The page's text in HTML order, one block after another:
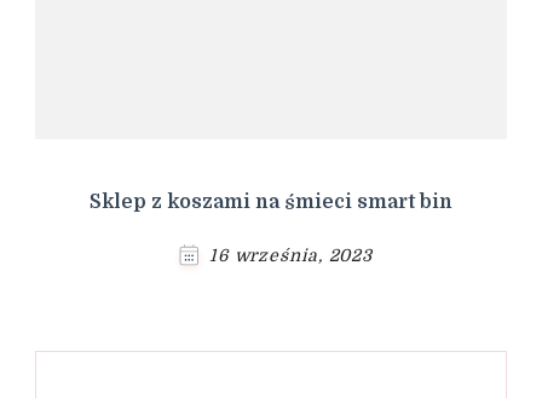
Sklep z koszami na śmieci smart bin
16 września, 2023